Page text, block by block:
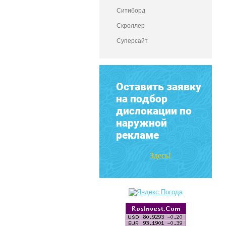
Ситиборд
Скроллер
Суперсайт
Оставить заявку
на подбор
дислокации по
наружной
рекламе
Здесь!